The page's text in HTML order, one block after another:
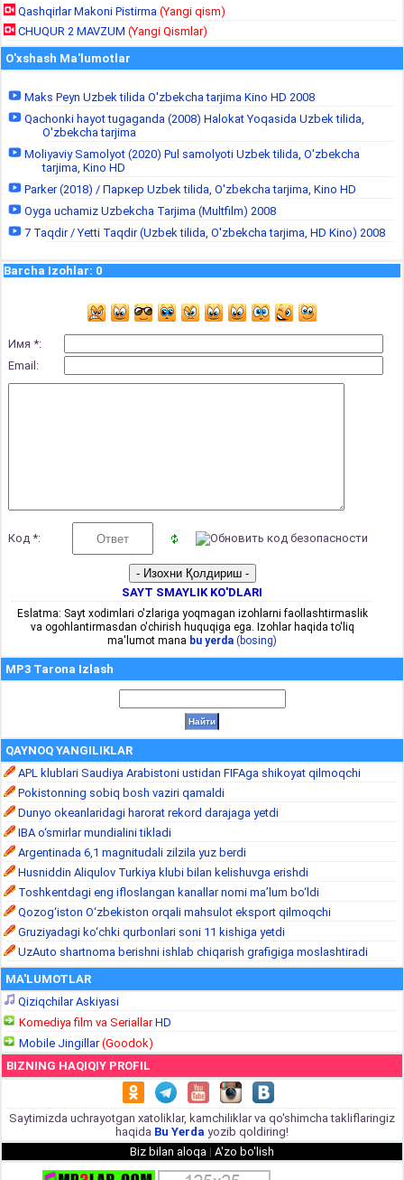
Qashqirlar Makoni Pistirma (Yangi qism)
CHUQUR 2 MAVZUM (Yangi Qismlar)
O'xshash Ma'lumotlar
Maks Peyn Uzbek tilida O'zbekcha tarjima Kino HD 2008
Qachonki hayot tugaganda (2008) Halokat Yoqasida Uzbek tilida,
O'zbekcha tarjima
Moliyaviy Samolyot (2020) Pul samolyoti Uzbek tilida, O'zbekcha
tarjima, Kino HD
Parker (2018) / Паркер Uzbek tilida, O'zbekcha tarjima, Kino HD
Oyga uchamiz Uzbekcha Tarjima (Multfilm) 2008
7 Taqdir / Yetti Taqdir (Uzbek tilida, O'zbekcha tarjima, HD Kino) 2008
Barcha Izohlar: 0
Имя *:
Email:
Код *:
SAYT SMAYLIK KO'DLARI
Eslatma: Sayt xodimlari o'zlariga yoqmagan izohlarni faollashtirmaslik
va ogohlantirmasdan o'chirish huquqiga ega. Izohlar haqida to'liq
ma'lumot mana bu yerda (bosing)
MP3 Tarona Izlash
QAYNOQ YANGILIKLAR
APL klublari Saudiya Arabistoni ustidan FIFAga shikoyat qilmoqchi
Pokistonning sobiq bosh vaziri qamaldi
Dunyo okeanlaridagi harorat rekord darajaga yetdi
IBA o‘smirlar mundialini tikladi
Argentinada 6,1 magnitudali zilzila yuz berdi
Husniddin Aliqulov Turkiya klubi bilan kelishuvga erishdi
Toshkentdagi eng ifloslangan kanallar nomi ma’lum bo‘ldi
Qozog‘iston O‘zbekiston orqali mahsulot eksport qilmoqchi
Gruziyadagi ko‘chki qurbonlari soni 11 kishiga yetdi
UzAuto shartnoma berishni ishlab chiqarish grafigiga moslashtiradi
MA'LUMOTLAR
Qiziqchilar Askiyasi
Komediya film va SeriallarHD
Mobile Jingillar(Goodok)
BIZNING HAQIQIY PROFIL
Saytimizda uchrayotgan xatoliklar, kamchiliklar va qo'shimcha takliflaringiz
haqida Bu Yerda yozib qoldiring!
Biz bilan aloqa | A'zo bo'lish